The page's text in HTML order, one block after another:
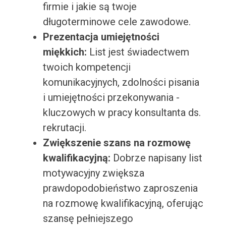
firmie i jakie są twoje
długoterminowe cele zawodowe.
Prezentacja umiejętności
miękkich: List jest świadectwem
twoich kompetencji
komunikacyjnych, zdolności pisania
i umiejętności przekonywania -
kluczowych w pracy konsultanta ds.
rekrutacji.
Zwiększenie szans na rozmowę
kwalifikacyjną: Dobrze napisany list
motywacyjny zwiększa
prawdopodobieństwo zaproszenia
na rozmowę kwalifikacyjną, oferując
szansę pełniejszego